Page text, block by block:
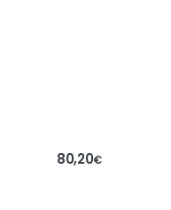
80,20€